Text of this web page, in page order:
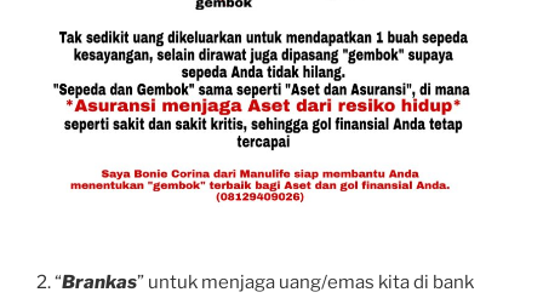
2. “Brankas” untuk menjaga uang/emas kita di bank